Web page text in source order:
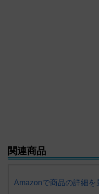
関連商品
Amazonで商品の詳細を